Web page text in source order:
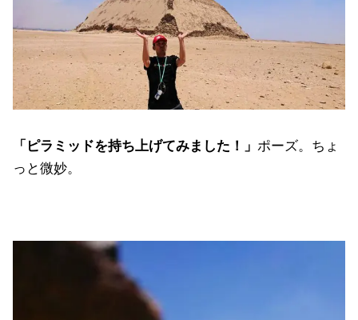
「ピラミッドを持ち上げてみました！」 ポーズ。ちょ
っと微妙。